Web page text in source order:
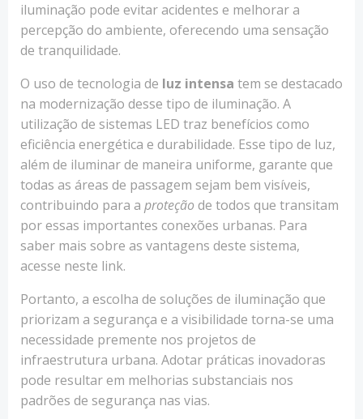
iluminação pode evitar acidentes e melhorar a
percepção do ambiente, oferecendo uma sensação
de tranquilidade.
O uso de tecnologia de luz intensa tem se destacado
na modernização desse tipo de iluminação. A
utilização de sistemas LED traz benefícios como
eficiência energética e durabilidade. Esse tipo de luz,
além de iluminar de maneira uniforme, garante que
todas as áreas de passagem sejam bem visíveis,
contribuindo para a proteção de todos que transitam
por essas importantes conexões urbanas. Para
saber mais sobre as vantagens deste sistema,
acesse neste link.
Portanto, a escolha de soluções de iluminação que
priorizam a segurança e a visibilidade torna-se uma
necessidade premente nos projetos de
infraestrutura urbana. Adotar práticas inovadoras
pode resultar em melhorias substanciais nos
padrões de segurança nas vias.